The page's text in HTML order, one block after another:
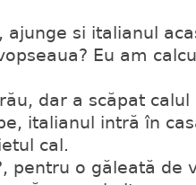
ajunge si italianul
Eu am
dar a scăpat
italianul intră în
cal.
pentru o găleată de